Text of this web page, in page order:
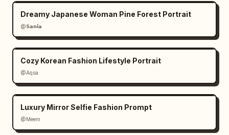
Dreamy Japanese Woman Pine Forest Portrait
@𝗦𝗮𝗻𝗶𝗮
Cozy Korean Fashion Lifestyle Portrait
@Aqsa
Luxury Mirror Selfie Fashion Prompt
@Meem